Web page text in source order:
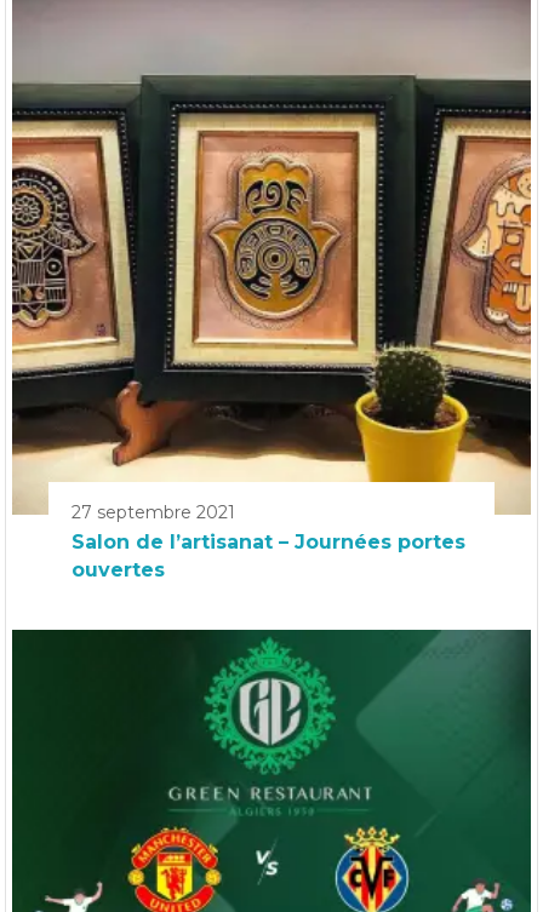
27 septembre 2021
Salon de l’artisanat – Journées portes
ouvertes